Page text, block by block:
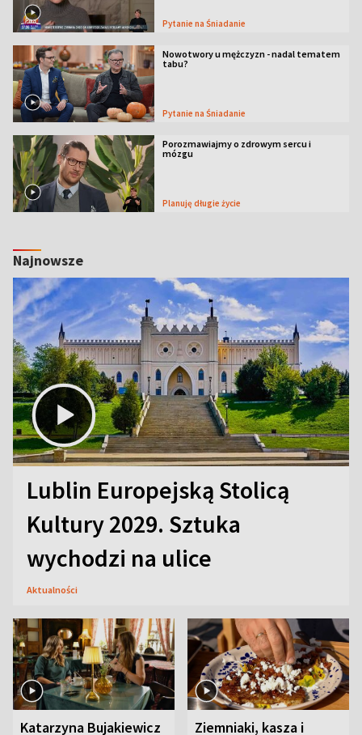
Pytanie na Śniadanie
Nowotwory u mężczyzn - nadal tematem
tabu?
Pytanie na Śniadanie
Porozmawiajmy o zdrowym sercu i
mózgu
Planuję długie życie
Najnowsze
Lublin Europejską Stolicą
Kultury 2029. Sztuka
wychodzi na ulice
Aktualności
Katarzyna Bujakiewicz Ziemniaki, kasza i